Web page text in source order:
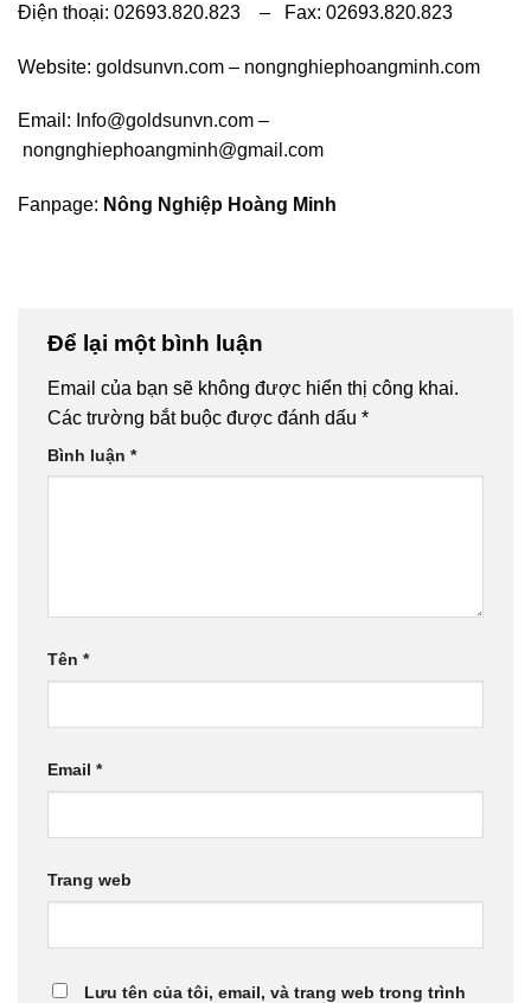
Điện thoại: 02693.820.823 – Fax: 02693.820.823
Website: goldsunvn.com – nongnghiephoangminh.com
Email: Info@goldsunvn.com –
nongnghiephoangminh@gmail.com
Fanpage: Nông Nghiệp Hoàng Minh
Để lại một bình luận
Email của bạn sẽ không được hiển thị công khai.
Các trường bắt buộc được đánh dấu *
Bình luận *
Tên *
Email *
Trang web
Lưu tên của tôi, email, và trang web trong trình